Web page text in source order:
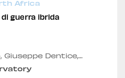
Africa
guerra ibrida
Giuseppe Dentice,